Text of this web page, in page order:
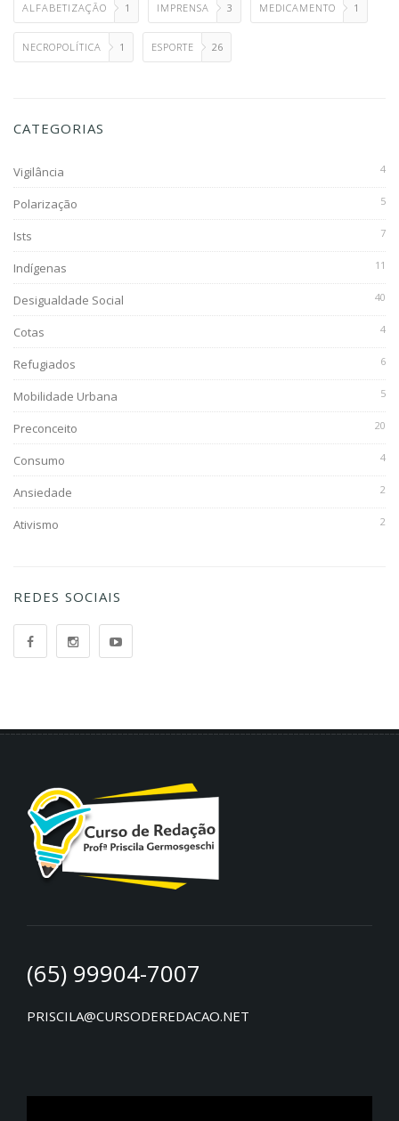
ALFABETIZAÇÃO 1 IMPRENSA 3 MEDICAMENTO 1
NECROPOLÍTICA 1 ESPORTE 26
CATEGORIAS
Vigilância 4
Polarização 5
Ists 7
Indígenas 11
Desigualdade Social 40
Cotas 4
Refugiados 6
Mobilidade Urbana 5
Preconceito 20
Consumo 4
Ansiedade 2
Ativismo 2
REDES SOCIAIS
(65) 99904-7007
PRISCILA@CURSODEREDACAO.NET